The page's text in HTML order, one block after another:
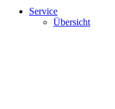
Service
Übersicht